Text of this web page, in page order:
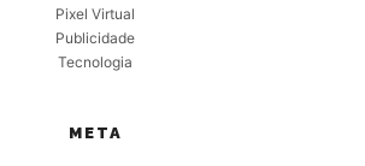
Pixel Virtual
Publicidade
Tecnologia
META